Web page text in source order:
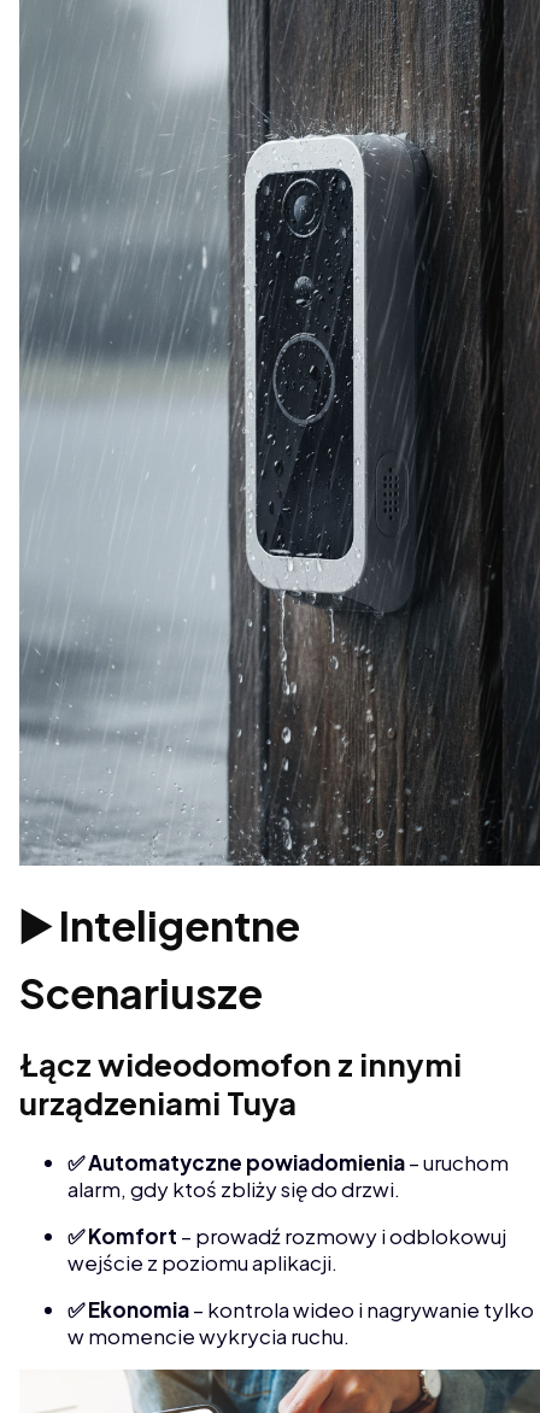
▶️ Inteligentne
Scenariusze
Łącz wideodomofon z innymi
urządzeniami Tuya
✅ Automatyczne powiadomienia– uruchom
alarm, gdy ktoś zbliży się do drzwi.
✅ Komfort – prowadź rozmowy i odblokowuj
wejście z poziomu aplikacji.
✅ Ekonomia– kontrola wideo i nagrywanie tylko
w momencie wykrycia ruchu.